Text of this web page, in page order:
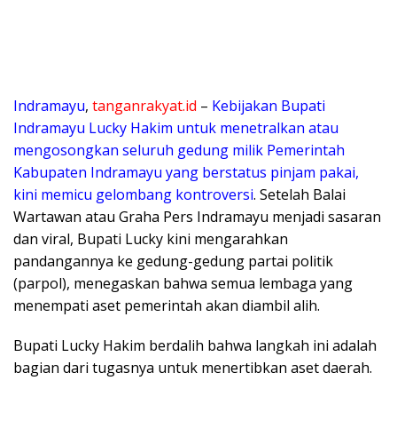
Indramayu, tanganrakyat.id – Kebijakan Bupati
Indramayu Lucky Hakim untuk menetralkan atau
mengosongkan seluruh gedung milik Pemerintah
Kabupaten Indramayu yang berstatus pinjam pakai,
kini memicu gelombang kontroversi. Setelah Balai
Wartawan atau Graha Pers Indramayu menjadi sasaran
dan viral, Bupati Lucky kini mengarahkan
pandangannya ke gedung-gedung partai politik
(parpol), menegaskan bahwa semua lembaga yang
menempati aset pemerintah akan diambil alih.
Bupati Lucky Hakim berdalih bahwa langkah ini adalah
bagian dari tugasnya untuk menertibkan aset daerah.